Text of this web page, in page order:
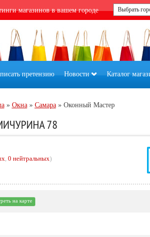
магазинов в вашем городе
претензию Новости Каталог
» Окна» Самара» Оконный Мастер
78
, 0 нейтральных)
на карте